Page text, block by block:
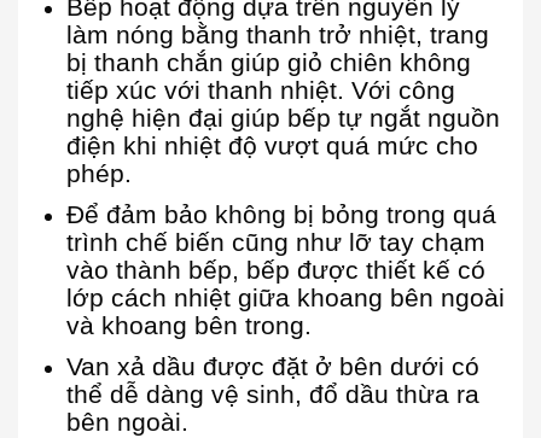
Bếp hoạt động dựa trên nguyên lý
làm nóng bằng thanh trở nhiệt, trang
bị thanh chắn giúp giỏ chiên không
tiếp xúc với thanh nhiệt. Với công
nghệ hiện đại giúp bếp tự ngắt nguồn
điện khi nhiệt độ vượt quá mức cho
phép.
Để đảm bảo không bị bỏng trong quá
trình chế biến cũng như lỡ tay chạm
vào thành bếp, bếp được thiết kế có
lớp cách nhiệt giữa khoang bên ngoài
và khoang bên trong.
Van xả dầu được đặt ở bên dưới có
thể dễ dàng vệ sinh, đổ dầu thừa ra
bên ngoài.